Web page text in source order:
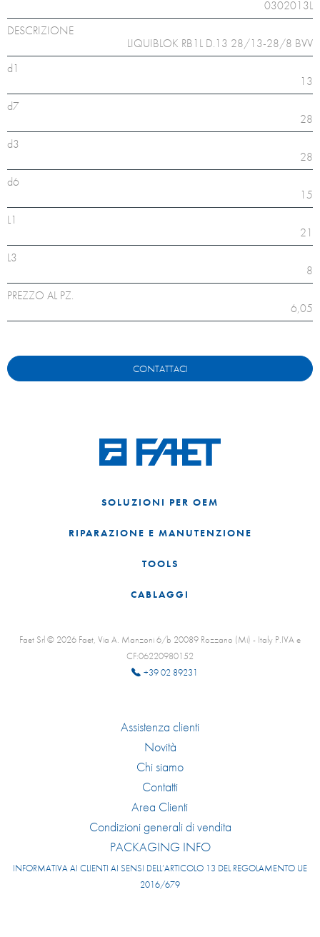
0302013L
DESCRIZIONE
LIQUIBLOK RB1L D.13 28/13-28/8 BVV
d1
13
d7
28
d3
28
d6
15
L1
21
L3
8
PREZZO AL PZ.
6,05
CONTATTACI
SOLUZIONI PER OEM
RIPARAZIONE E MANUTENZIONE
TOOLS
CABLAGGI
Faet Srl © 2026 Faet, Via A. Manzoni 6/b 20089 Rozzano (Mi) - Italy P.IVA e
CF:06220980152
+39 02 89231
Assistenza clienti
Novità
Chi siamo
Contatti
Area Clienti
Condizioni generali di vendita
PACKAGING INFO
INFORMATIVA AI CLIENTI AI SENSI DELL’ARTICOLO 13 DEL REGOLAMENTO UE
2016/679